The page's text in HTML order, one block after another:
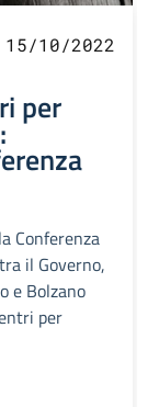
15/10/2022
per
Conferenza
il Governo,
e Bolzano
per